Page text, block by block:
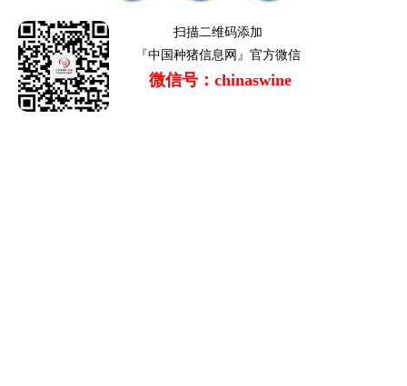
扫描二维码添加
『中国种猪信息网』官方微信
微信号：chinaswine